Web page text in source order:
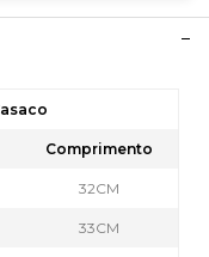
Comprimento
32CM
33CM